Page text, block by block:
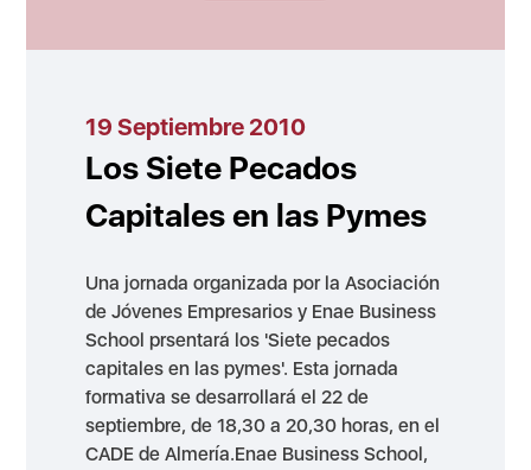
19 Septiembre 2010
Los Siete Pecados
Capitales en las Pymes
Una jornada organizada por la Asociación
de Jóvenes Empresarios y Enae Business
School prsentará los 'Siete pecados
capitales en las pymes'. Esta jornada
formativa se desarrollará el 22 de
septiembre, de 18,30 a 20,30 horas, en el
CADE de Almería.Enae Business School,